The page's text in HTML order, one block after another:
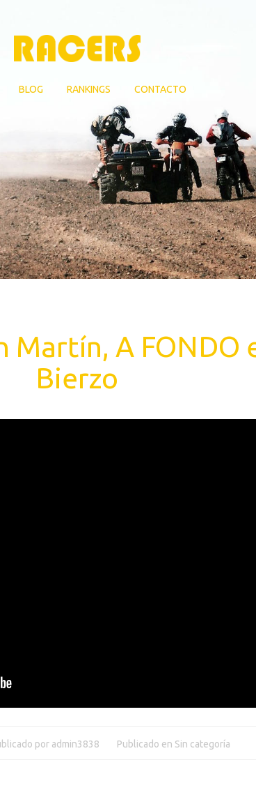
BLOG RANKINGS CONTACTO
Martín, A FONDO
Bierzo
por admin3838 Publicado en Sin categoría